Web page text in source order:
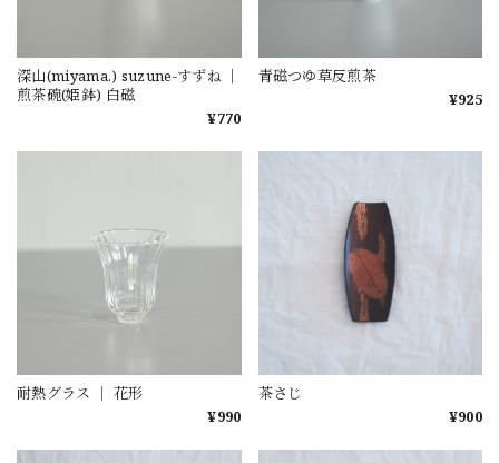
深山(miyama.) suzune-すずね ｜
煎茶碗(姫鉢) 白磁
¥770
青磁つゆ草反煎茶
¥925
耐熱グラス ｜ 花形
¥990
茶さじ
¥900